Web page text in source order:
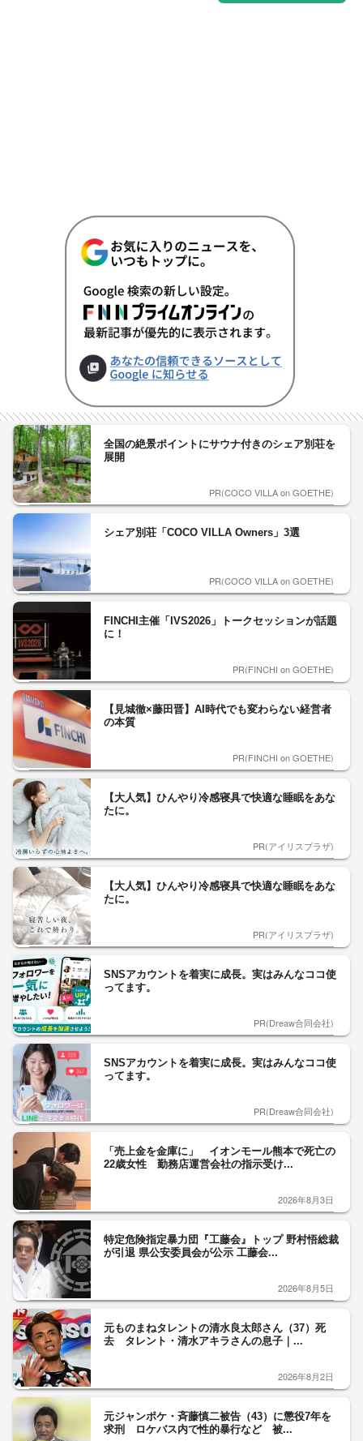
全国の絶景ポイントにサウナ付きのシェア別荘を
展開
PR(COCO VILLA on GOETHE)
シェア別荘「COCO VILLA Owners」3選
PR(COCO VILLA on GOETHE)
FINCHI主催「IVS2026」トークセッションが話題
に！
PR(FINCHI on GOETHE)
【見城徹×藤田晋】AI時代でも変わらない経営者
の本質
PR(FINCHI on GOETHE)
【大人気】ひんやり冷感寝具で快適な睡眠をあな
たに。
PR(アイリスプラザ)
【大人気】ひんやり冷感寝具で快適な睡眠をあな
たに。
PR(アイリスプラザ)
SNSアカウントを着実に成長。実はみんなココ使
ってます。
PR(Dreaw合同会社)
SNSアカウントを着実に成長。実はみんなココ使
ってます。
PR(Dreaw合同会社)
「売上金を金庫に」 イオンモール熊本で死亡の
22歳女性 勤務店運営会社の指示受け...
2026年8月3日
特定危険指定暴力団『工藤会』トップ 野村悟総裁
が引退 県公安委員会が公示 工藤会...
2026年8月5日
元ものまねタレントの清水良太郎さん（37）死
去 タレント・清水アキラさんの息子｜...
2026年8月2日
元ジャンポケ・斉藤慎二被告（43）に懲役7年を
求刑 ロケバス内で性的暴行など 被...